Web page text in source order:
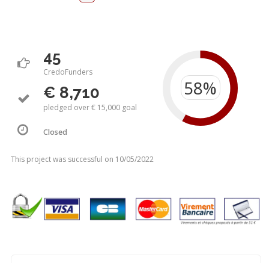
45
CredoFunders
€ 8,710
pledged over € 15,000 goal
Closed
This project was successful on 10/05/2022